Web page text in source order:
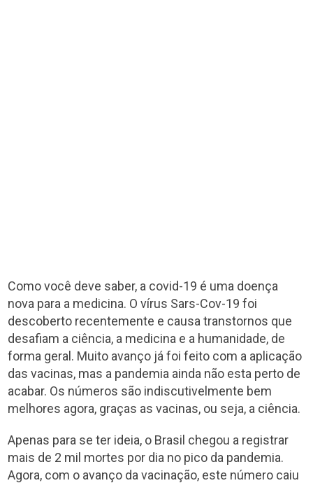
Como você deve saber, a covid-19 é uma doença
nova para a medicina. O vírus Sars-Cov-19 foi
descoberto recentemente e causa transtornos que
desafiam a ciência, a medicina e a humanidade, de
forma geral. Muito avanço já foi feito com a aplicação
das vacinas, mas a pandemia ainda não esta perto de
acabar. Os números são indiscutivelmente bem
melhores agora, graças as vacinas, ou seja, a ciência.
Apenas para se ter ideia, o Brasil chegou a registrar
mais de 2 mil mortes por dia no pico da pandemia.
Agora, com o avanço da vacinação, este número caiu